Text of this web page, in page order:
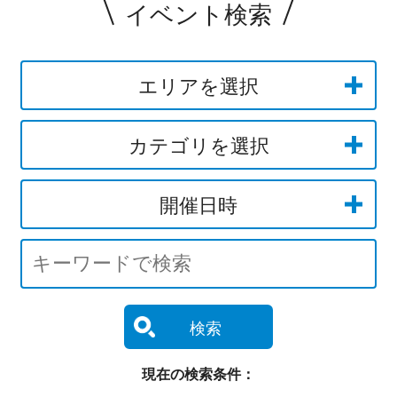
イベント検索
エリアを選択
カテゴリを選択
開催日時
検索
現在の検索条件：